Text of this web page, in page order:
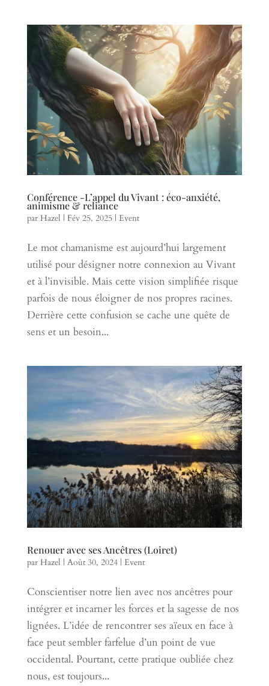
Conférence -L’appel du Vivant : éco-anxiété,
animisme & reliance
par Hazel | Fév 25, 2025| Event
Le mot chamanisme est aujourd’hui largement
utilisé pour désigner notre connexion au Vivant
et à l’invisible. Mais cette vision simplifiée risque
parfois de nous éloigner de nos propres racines.
Derrière cette confusion se cache une quête de
sens et un besoin...
Renouer avec ses Ancêtres (Loiret)
par Hazel | Août 30, 2024| Event
Conscientiser notre lien avec nos ancêtres pour
intégrer et incarner les forces et la sagesse de nos
lignées. L’idée de rencontrer ses aïeux en face à
face peut sembler farfelue d’un point de vue
occidental. Pourtant, cette pratique oubliée chez
nous, est toujours...